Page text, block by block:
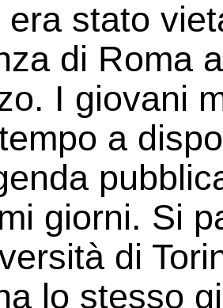
era stato
di Roma
I giovani
a
giorni. Si
di
lo stesso